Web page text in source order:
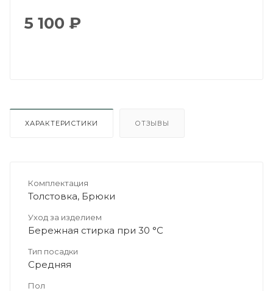
5 100 ₽
ХАРАКТЕРИСТИКИ ОТЗЫВЫ
Комплектация
Толстовка, Брюки
Уход за изделием
Бережная стирка при 30 °C
Тип посадки
Средняя
Пол